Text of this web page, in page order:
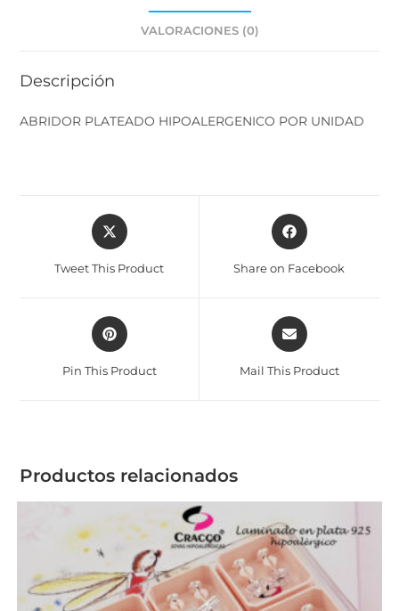
VALORACIONES (0)
Descripción
ABRIDOR PLATEADO HIPOALERGENICO POR UNIDAD
Tweet This Product Share on Facebook
Pin This Product Mail This Product
Productos relacionados